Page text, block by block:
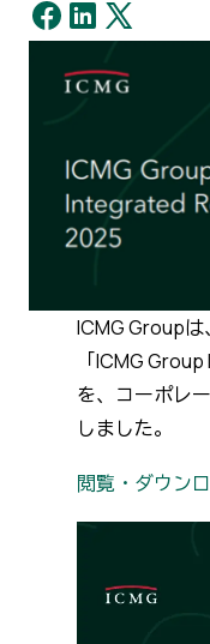
ICMG Group
「ICMG
を、コーポレ
しました。
閲覧・ダウン